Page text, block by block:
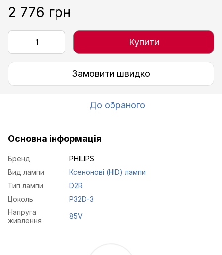
2 776 грн
Купити
Замовити швидко
До обраного
Основна інформація
Бренд
PHILIPS
Вид лампи
Ксенонові (HID) лампи
Тип лампи
D2R
Цоколь
P32D-3
Напруга
живлення
85V